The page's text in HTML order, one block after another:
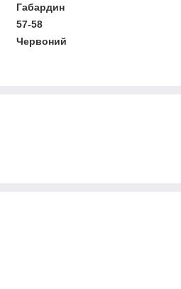
Габардин
57-58
Червоний